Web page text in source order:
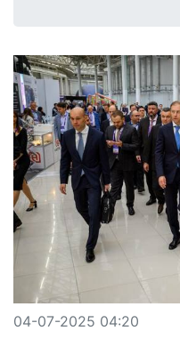
04-07-2025 04:20